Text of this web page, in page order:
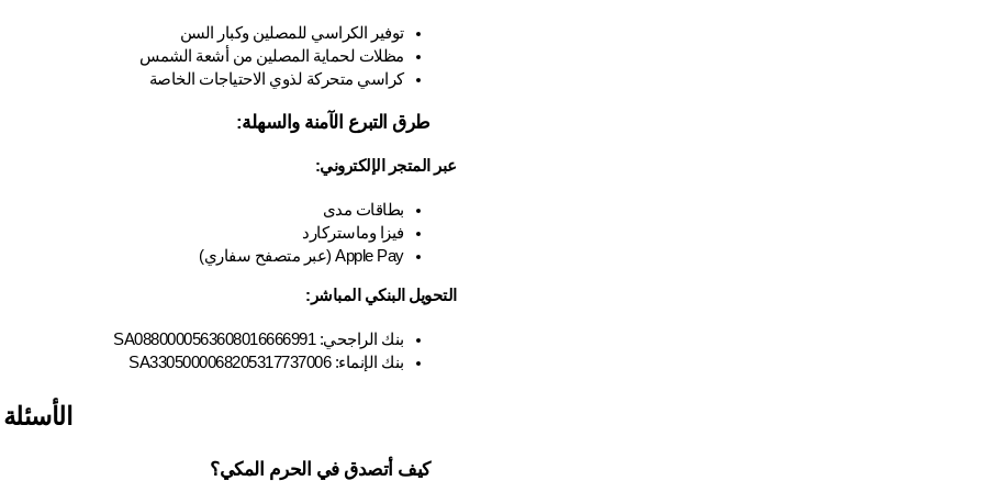
توفير الكراسي للمصلين وكبار السن
مظلات لحماية المصلين من أشعة الشمس
كراسي متحركة لذوي الاحتياجات الخاصة
طرق التبرع الآمنة والسهلة:
عبر المتجر الإلكتروني:
بطاقات مدى
فيزا وماستركارد
Apple Pay (عبر متصفح سفاري)
التحويل البنكي المباشر:
بنك الراجحي: SA0880000563608016666991
بنك الإنماء: SA3305000068205317737006
كيف أتصدق في الحرم المكي؟